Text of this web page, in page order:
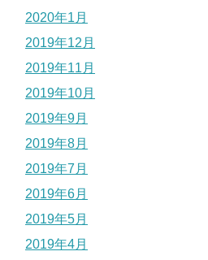
2020年1月
2019年12月
2019年11月
2019年10月
2019年9月
2019年8月
2019年7月
2019年6月
2019年5月
2019年4月